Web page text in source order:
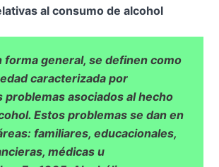
al consumo de alcohol
forma general, se definen como
caracterizada por
asociados al hecho
Estos problemas se dan en
familiares, educacionales,
médicas u